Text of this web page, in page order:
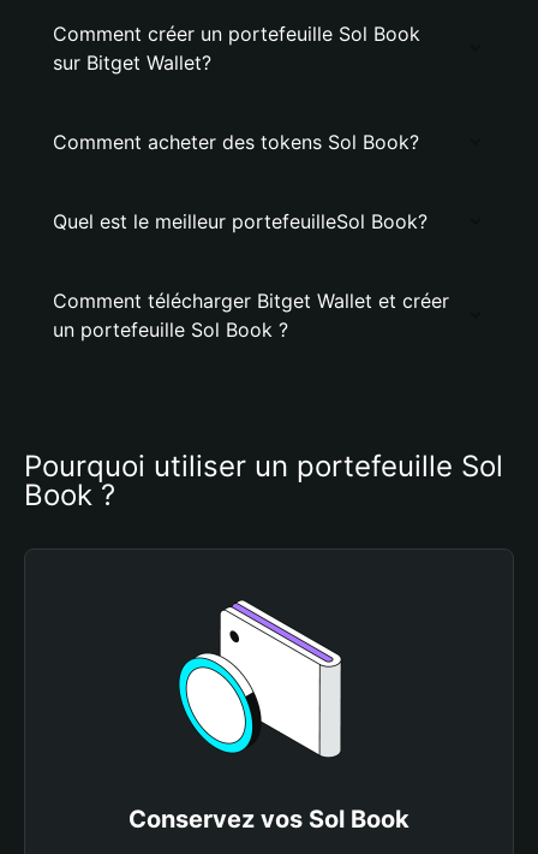
Comment créer un portefeuille Sol Book
sur Bitget Wallet?
Comment acheter des tokens Sol Book?
Quel est le meilleur portefeuilleSol Book?
Comment télécharger Bitget Wallet et créer
un portefeuille Sol Book ?
Pourquoi utiliser un portefeuille Sol
Book ?
Conservez vos Sol Book